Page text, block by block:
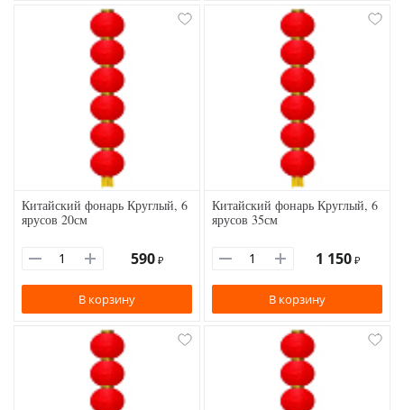
Китайский фонарь Круглый, 6
ярусов 20см
590 ₽
В корзину
Китайский фонарь Круглый, 6
ярусов 35см
1 150 ₽
В корзину